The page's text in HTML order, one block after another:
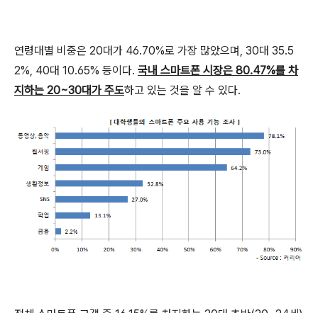
연령대별 비중은 20대가 46.70%로 가장 많았으며, 30대 35.5
2%, 40대 10.65% 등이다. 국내 스마트폰 시장은 80.47%를 차
지하는 20~30대가 주도하고 있는 것을 알 수 있다.